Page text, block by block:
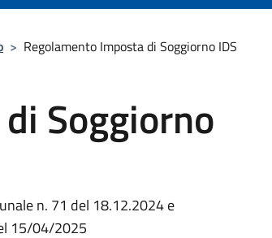
> Regolamento Imposta di Soggiorno IDS
Soggiorno
n. 71 del 18.12.2024 e
15/04/2025